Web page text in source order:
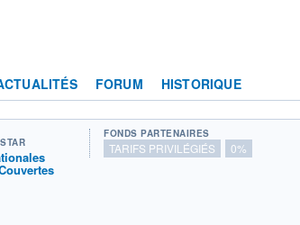
FORUM HISTORIQUE
FONDS PARTENAIRES
TARIFS PRIVILÉGIÉS 0%